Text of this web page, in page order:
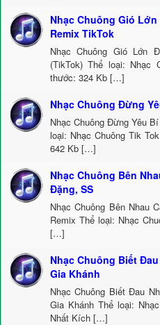
Nhạc Chuông Gió
Remix TikTok
Nhạc Chuông Gió Lớn
(TikTok) Thể loại: Nhạc
thước: 324 Kb […]
Nhạc Chuông Đừng
Nhạc Chuông Đừng Yêu
loại: Nhạc Chuông Tik
642 Kb […]
Nhạc Chuông Bên
Đặng, SS
Nhạc Chuông Bên Nhau
Remix Thể loại: Nhạc
[…]
Nhạc Chuông Biết
Gia Khánh
Nhạc Chuông Biết Đau
Gia Khánh Thể loại:
Nhất Kích […]